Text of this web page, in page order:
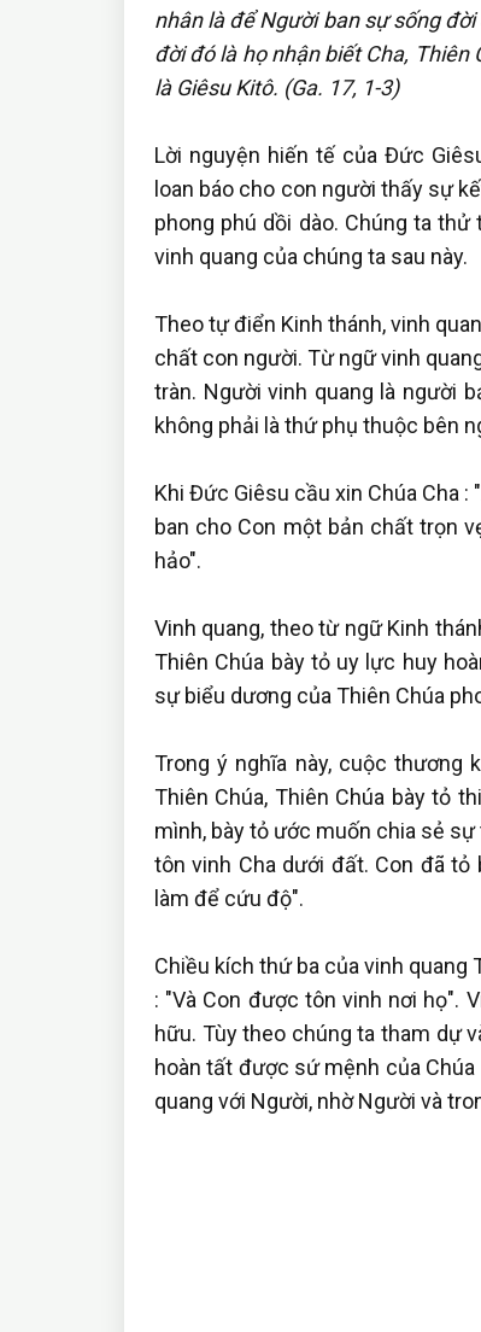
nhân là để Người ban sự sống
đời đó là họ nhận biết Cha,
là Giêsu Kitô. (Ga. 17, 1-3)
Lời nguyện hiến tế của Đức
loan báo cho con người thấy sự
phong phú dồi dào. Chúng ta
vinh quang của chúng ta sau này.
Theo tự điển Kinh thánh, vinh
chất con người. Từ ngữ vinh
tràn. Người vinh quang là người
không phải là thứ phụ thuộc bên
Khi Đức Giêsu cầu xin Chúa Cha :
ban cho Con một bản chất trọn
hảo".
Vinh quang, theo từ ngữ Kinh
Thiên Chúa bày tỏ uy lực huy
sự biểu dương của Thiên Chúa
Trong ý nghĩa này, cuộc thương
Thiên Chúa, Thiên Chúa bày tỏ
mình, bày tỏ ước muốn chia sẻ
tôn vinh Cha dưới đất. Con đã
làm để cứu độ".
Chiều kích thứ ba của vinh quang
: "Và Con được tôn vinh nơi họ".
hữu. Tùy theo chúng ta tham dự
hoàn tất được sứ mệnh của
quang với Người, nhờ Người và